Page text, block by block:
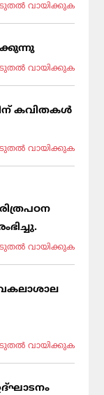
വായിക്കുക
വായിക്കുക
കവിതകൾ
വായിക്കുക
വായിക്കുക
വായിക്കുക